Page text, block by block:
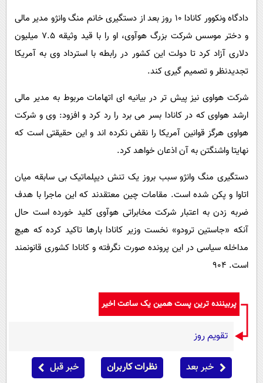
دادگاه ونکوور کانادا ۱۰ روز بعد از دستگیری خانم منگ وانژو مدیر مالی
و دختر موسس شرکت بزرگ هوآوی، او را با قید وثیقه ۷.۵ میلیون
دلاری آزاد کرد تا دولت این کشور در رابطه با استرداد وی به آمریکا
تجدیدنظر و تصمیم گیری کند.
شرکت هواوی نیز پیش تر در بیانیه ای اتهامات مربوط به مدیر مالی
ارشد هواوی که در کانادا بسر می برد را رد کرد و افزود: وی و شرکت
هواوی هرگز قوانین آمریکا را نقض نکرده اند و این حقیقتی است که
نهایتا واشنگتن به آن اذعان خواهد کرد.
دستگیری منگ وانژو سبب بروز یک تنش دیپلماتیک بی سابقه میان
اتاوا و پکن شده است. مقامات چین معتقدند که این ماجرا با هدف
ضربه زدن به اعتبار شرکت مخابراتی هوآوی کلید خورده است حال
آنکه «جاستین ترودو» نخست وزیر کانادا بارها تاکید کرده که هیچ
مداخله سیاسی در این پرونده صورت نگرفته و کانادا کشوری قانونمند
است. ۹۰۴
پربیننده ترین پست همین یک ساعت اخیر
تقویم روز
خبر بعد نظرات کاربران خبر قبل